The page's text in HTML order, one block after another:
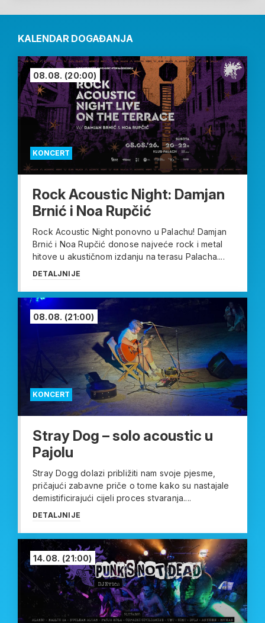
KALENDAR DOGAĐANJA
KONCERT
08.08. (20:00)
Rock Acoustic Night: Damjan
Brnić i Noa Rupčić
Rock Acoustic Night ponovno u Palachu! Damjan
Brnić i Noa Rupčić donose najveće rock i metal
hitove u akustičnom izdanju na terasu Palacha....
DETALJNIJE
KONCERT
08.08. (21:00)
Stray Dog – solo acoustic u
Pajolu
Stray Dogg dolazi približiti nam svoje pjesme,
pričajući zabavne priče o tome kako su nastajale
demistificirajući cijeli proces stvaranja....
DETALJNIJE
14.08. (21:00)